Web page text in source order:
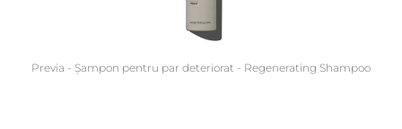
Previa - Șampon pentru par deteriorat - Regenerating Shampoo